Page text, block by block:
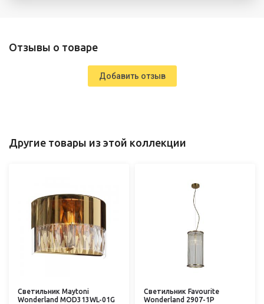
Отзывы о товаре
Добавить отзыв
Другие товары из этой коллекции
Светильник Maytoni
Wonderland MOD313WL-01G
Светильник Favourite
Wonderland 2907-1P